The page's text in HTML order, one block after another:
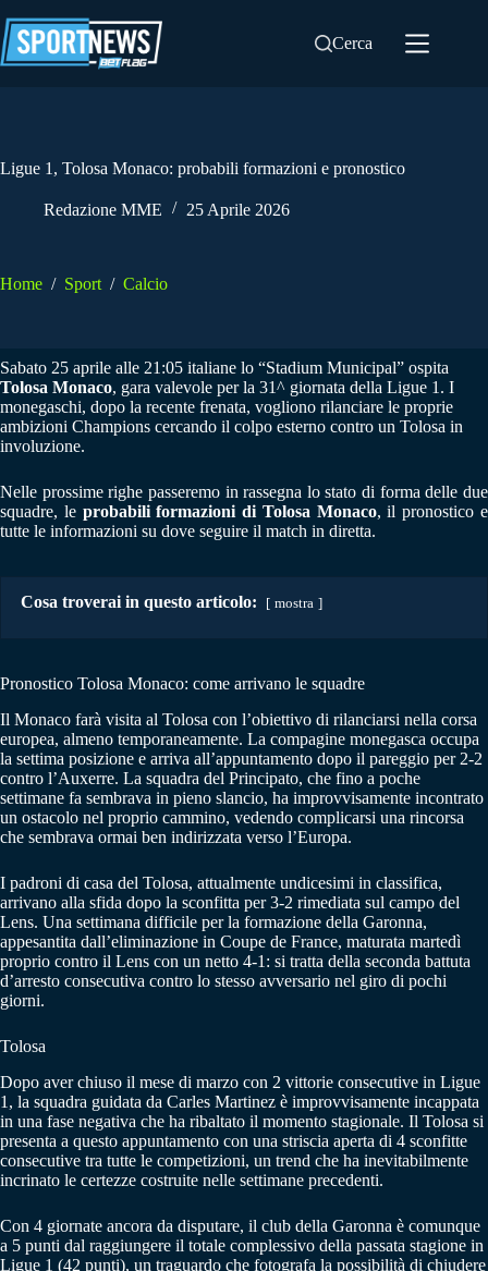
al
contenuto
Cerca
Ligue 1, Tolosa Monaco: probabili formazioni e pronostico
Redazione MME 25 Aprile 2026
Home / Sport / Calcio
Sabato 25 aprile alle 21:05 italiane lo “Stadium Municipal” ospita
Tolosa Monaco, gara valevole per la 31^ giornata della Ligue 1. I
monegaschi, dopo la recente frenata, vogliono rilanciare le proprie
ambizioni Champions cercando il colpo esterno contro un Tolosa in
involuzione.
Nelle prossime righe passeremo in rassegna lo stato di forma delle due
squadre, le probabili formazioni di Tolosa Monaco, il pronostico e
tutte le informazioni su dove seguire il match in diretta.
Cosa troverai in questo articolo: mostra
Pronostico Tolosa Monaco: come arrivano le squadre
Il Monaco farà visita al Tolosa con l’obiettivo di rilanciarsi nella corsa
europea, almeno temporaneamente. La compagine monegasca occupa
la settima posizione e arriva all’appuntamento dopo il pareggio per 2-2
contro l’Auxerre. La squadra del Principato, che fino a poche
settimane fa sembrava in pieno slancio, ha improvvisamente incontrato
un ostacolo nel proprio cammino, vedendo complicarsi una rincorsa
che sembrava ormai ben indirizzata verso l’Europa.
I padroni di casa del Tolosa, attualmente undicesimi in classifica,
arrivano alla sfida dopo la sconfitta per 3-2 rimediata sul campo del
Lens. Una settimana difficile per la formazione della Garonna,
appesantita dall’eliminazione in Coupe de France, maturata martedì
proprio contro il Lens con un netto 4-1: si tratta della seconda battuta
d’arresto consecutiva contro lo stesso avversario nel giro di pochi
giorni.
Tolosa
Dopo aver chiuso il mese di marzo con 2 vittorie consecutive in Ligue
1, la squadra guidata da Carles Martinez è improvvisamente incappata
in una fase negativa che ha ribaltato il momento stagionale. Il Tolosa si
presenta a questo appuntamento con una striscia aperta di 4 sconfitte
consecutive tra tutte le competizioni, un trend che ha inevitabilmente
incrinato le certezze costruite nelle settimane precedenti.
Con 4 giornate ancora da disputare, il club della Garonna è comunque
a 5 punti dal raggiungere il totale complessivo della passata stagione in
Ligue 1 (42 punti), un traguardo che fotografa la possibilità di chiudere